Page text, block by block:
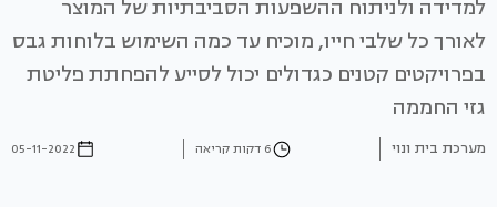
למדידה ולניתוח ההשפעות הסביבתיות של המוצר
לאורך כל שלבי חייו, מוכיח עד כמה השימוש בלוחות גבס
בפרויקטים קטנים כגדולים יכול לסייע להפחתת פליטת
גזי החממה
מערכת בית ונוי 6 דקות קריאה 05-11-2022